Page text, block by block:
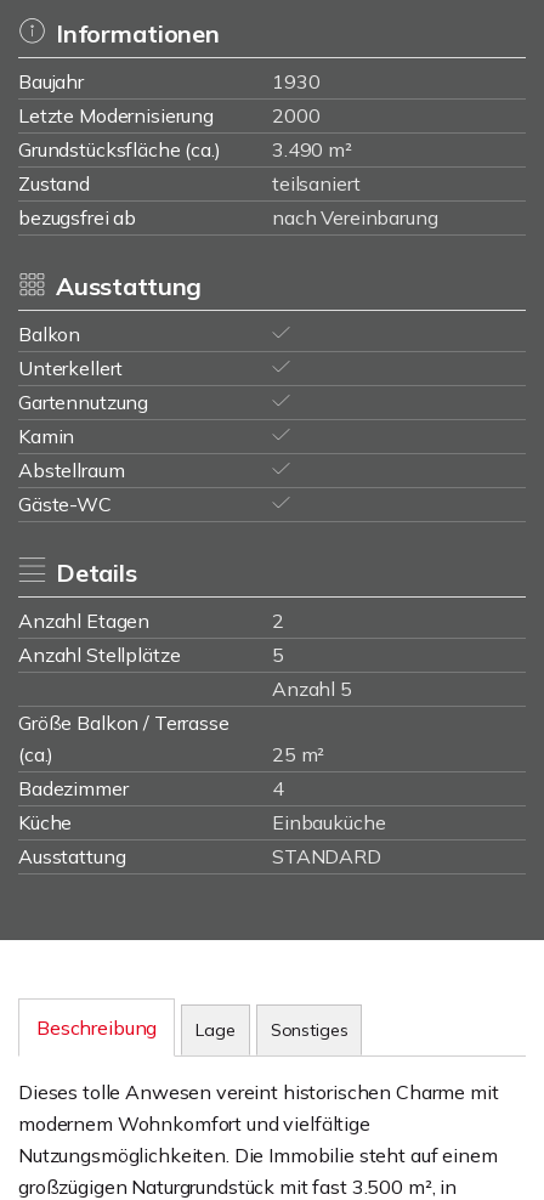
Informationen
Baujahr
1930
Letzte Modernisierung
2000
Grundstücksfläche (ca.)
3.490 m²
Zustand
teilsaniert
bezugsfrei ab
nach Vereinbarung
Ausstattung
Balkon
Unterkellert
Gartennutzung
Kamin
Abstellraum
Gäste-WC
Details
Anzahl Etagen
2
Anzahl Stellplätze
5
Anzahl 5
Größe Balkon / Terrasse
(ca.)
25 m²
Badezimmer
4
Küche
Einbauküche
Ausstattung
STANDARD
Beschreibung Lage Sonstiges
Dieses tolle Anwesen vereint historischen Charme mit
modernem Wohnkomfort und vielfältige
Nutzungsmöglichkeiten. Die Immobilie steht auf einem
großzügigen Naturgrundstück mit fast 3.500 m², in